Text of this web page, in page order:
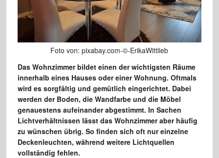
Foto von: pixabay.com-©-ErikaWittlieb
Das Wohnzimmer bildet einen der wichtigsten Räume
innerhalb eines Hauses oder einer Wohnung. Oftmals
wird es sorgfältig und gemütlich eingerichtet. Dabei
werden der Boden, die Wandfarbe und die Möbel
genauestens aufeinander abgestimmt. In Sachen
Lichtverhältnissen lässt das Wohnzimmer aber häufig
zu wünschen übrig. So finden sich oft nur einzelne
Deckenleuchten, während weitere Lichtquellen
vollständig fehlen.